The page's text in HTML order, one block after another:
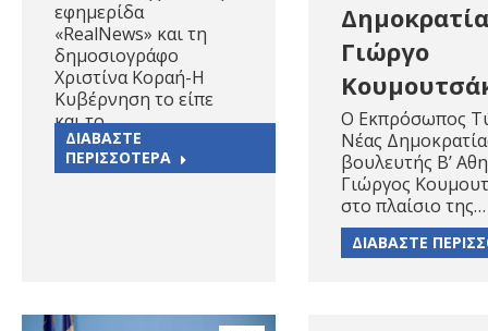
εφημερίδα
«RealNews» και τη
δημοσιογράφο
Χριστίνα Κοραή-Η
Κυβέρνηση το είπε
και το…
ΔΙΑΒΑΣΤΕ
ΠΕΡΙΣΣΟΤΕΡΑ
Γιώργο
Ο Εκπρόσωπος
Νέας
βουλευτής Β’
Γιώργος
στο πλαίσιο της…
ΔΙΑΒΑΣΤΕ